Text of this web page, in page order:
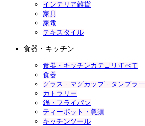
インテリア雑貨
家具
家電
テキスタイル
食器・キッチン
食器・キッチンカテゴリすべて
食器
グラス・マグカップ・タンブラー
カトラリー
鍋・フライパン
ティーポット・急須
キッチンツール